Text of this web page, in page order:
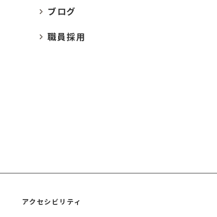
ブログ
職員採用
アクセシビリティ